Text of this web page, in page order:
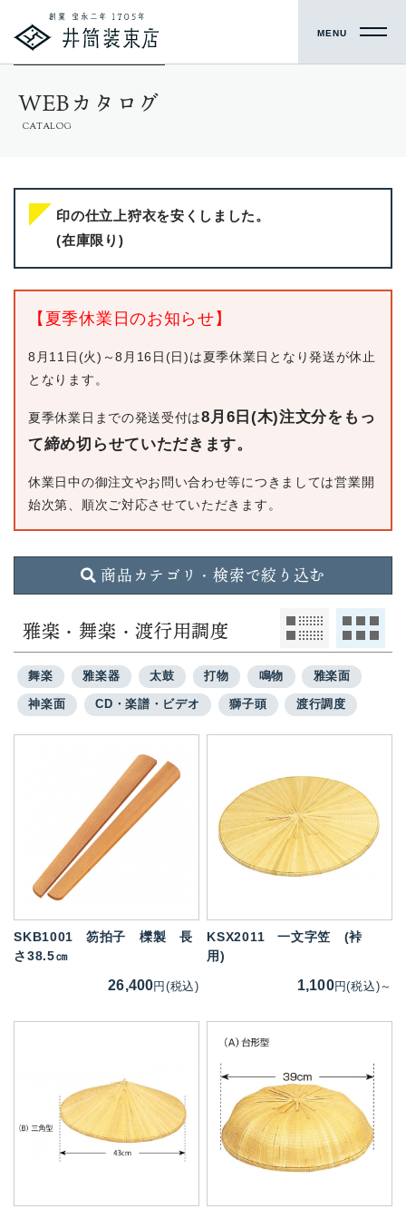
MENU
WEBカタログ
CATALOG
印の仕立上狩衣を安くしました。
(在庫限り)
【夏季休業日のお知らせ】
8月11日(火)～8月16日(日)は夏季休業日となり発送が休止
となります。
夏季休業日までの発送受付は8月6日(木)注文分をもっ
て締め切らせていただきます。
休業日中の御注文やお問い合わせ等につきましては営業開
始次第、順次ご対応させていただきます。
雅楽・舞楽・渡行用調度
舞楽 雅楽器 太鼓 打物 鳴物 雅楽面
神楽面 CD・楽譜・ビデオ 獅子頭 渡行調度
SKB1001
笏拍子 櫟製 長
さ38.5㎝
26,400円(税込)
KSX2011
一文字笠 (裃
用)
1,100円(税込)～
商品カテゴリ・検索で絞り込む